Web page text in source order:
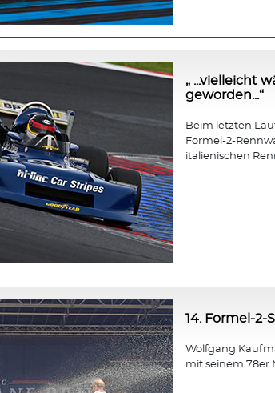
„ ...vielleicht
geworden...“
Beim letzten
Formel-2-
italienischen
14. Formel-2-
Wolfgang
mit seinem 78er